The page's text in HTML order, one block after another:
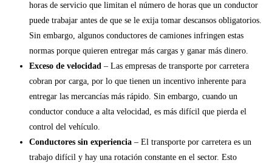
horas de servicio que limitan el número de horas que un conductor
puede trabajar antes de que se le exija tomar descansos obligatorios.
Sin embargo, algunos conductores de camiones infringen estas
normas porque quieren entregar más cargas y ganar más dinero.
Exceso de velocidad – Las empresas de transporte por carretera
cobran por carga, por lo que tienen un incentivo inherente para
entregar las mercancías más rápido. Sin embargo, cuando un
conductor conduce a alta velocidad, es más difícil que pierda el
control del vehículo.
Conductores sin experiencia – El transporte por carretera es un
trabajo difícil y hay una rotación constante en el sector. Esto